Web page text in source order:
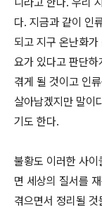
다. 지금과 같이 인
되고 지구 온난화
요가 있다고 판단
겪게 될 것이고 인
살아남겠지만 말이
기도 한다.
불황도 이러한 사이
면 세상의 질서를
겪으면서 정리될